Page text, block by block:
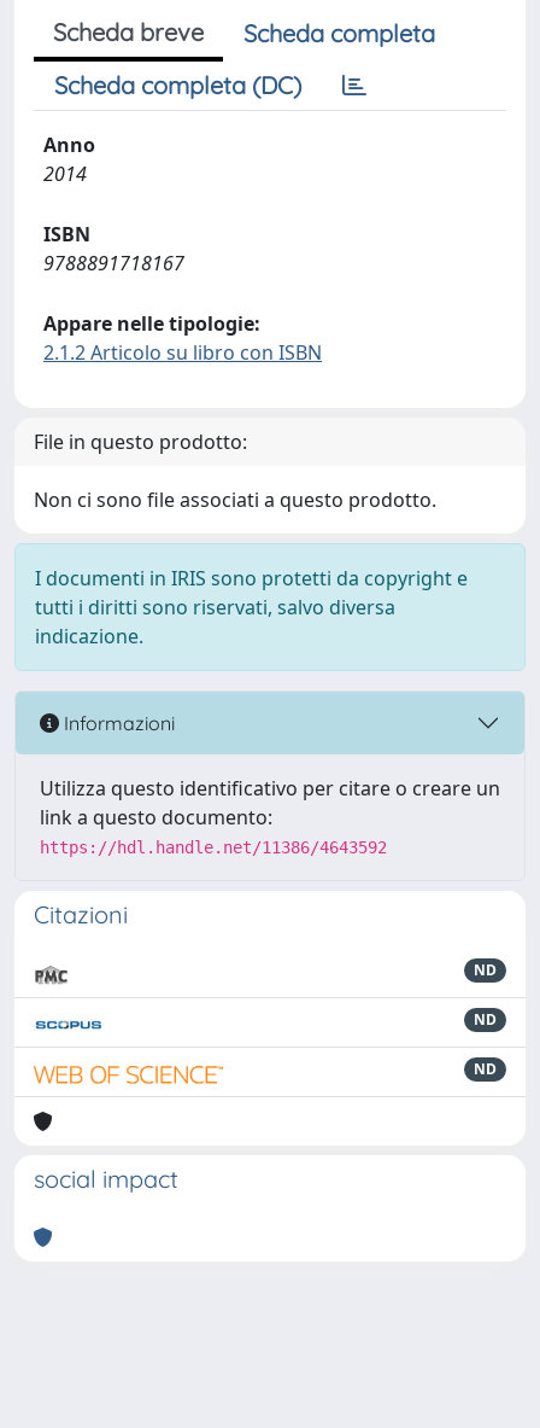
Scheda breve
Scheda completa
Scheda completa (DC)
Anno
2014
ISBN
9788891718167
Appare nelle tipologie:
2.1.2 Articolo su libro con ISBN
File in questo prodotto:
Non ci sono file associati a questo prodotto.
I documenti in IRIS sono protetti da copyright e
tutti i diritti sono riservati, salvo diversa
indicazione.
Informazioni
Utilizza questo identificativo per citare o creare un
link a questo documento:
https://hdl.handle.net/11386/4643592
Citazioni
ND
ND
ND
social impact